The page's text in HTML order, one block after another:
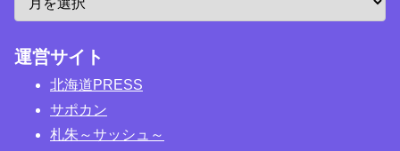
運営サイト
北海道PRESS
サポカン
札朱～サッシュ～